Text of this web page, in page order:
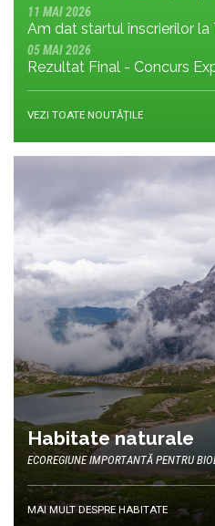
11 MAI 2026
05 MAI 2026
VEZI TOATE NOUTĂȚILE
Habitate naturale
ECOREGIUNE IMPORTANTĂ PENTRU
MAI MULT DESPRE HABITATE